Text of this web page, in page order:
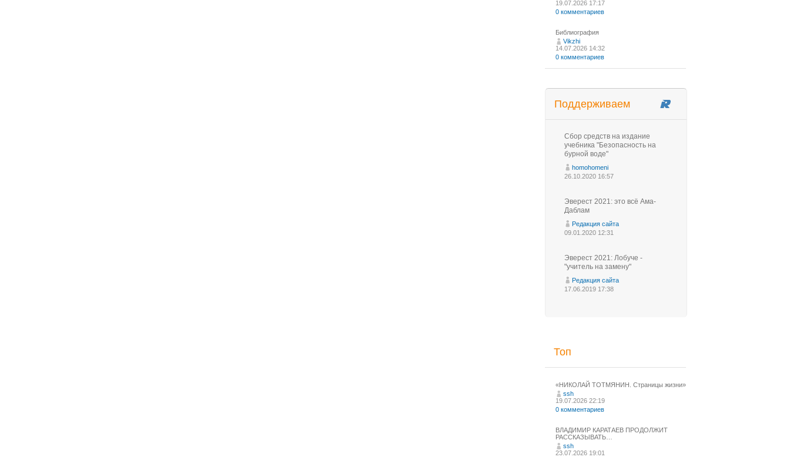
19.07.2026 17:17
0 комментариев
Библиография
Vikzhi
14.07.2026 14:32
0 комментариев
Поддерживаем
Сбор средств на издание
учебника "Безопасность на
бурной воде"
homohomeni
26.10.2020 16:57
Эверест 2021: это всё Ама-
Даблам
Редакция сайта
09.01.2020 12:31
Эверест 2021: Лобуче -
"учитель на замену"
Редакция сайта
17.06.2019 17:38
Топ
«НИКОЛАЙ ТОТМЯНИН. Страницы жизни»
ssh
19.07.2026 22:19
0 комментариев
ВЛАДИМИР КАРАТАЕВ ПРОДОЛЖИТ
РАССКАЗЫВАТЬ…
ssh
23.07.2026 19:01